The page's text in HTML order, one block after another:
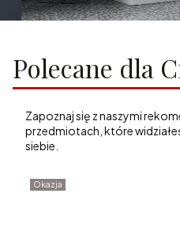
Polecane dla
Zapoznaj się z naszymi
przedmiotach, które
siebie.
Okazja